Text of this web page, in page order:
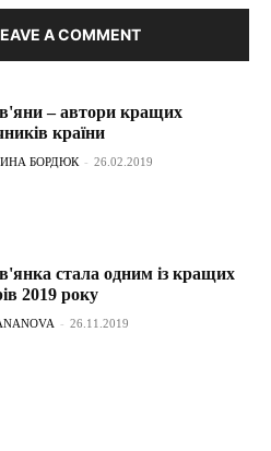
A COMMENT
– автори кращих
країни
БОРДЮК - 26.02.2019
стала одним із кращих
2019 року
- 26.11.2019